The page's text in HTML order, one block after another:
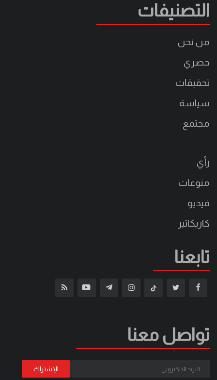
التصنيفات
من نحن
حصري
تحقيقات
سياسة
مجتمع
رأي
منوعات
فيديو
كاريكاتير
تابعنا
تواصل معنا